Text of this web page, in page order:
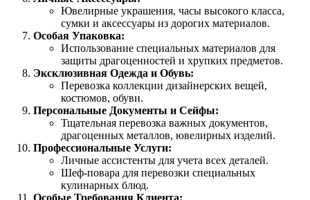
Ювелирные украшения, часы высокого класса,
сумки и аксессуары из дорогих материалов.
Особая Упаковка:
Использование специальных материалов для
защиты драгоценностей и хрупких предметов.
Эксклюзивная Одежда и Обувь:
Перевозка коллекции дизайнерских вещей,
костюмов, обуви.
Персональные Документы и Сейфы:
Тщательная перевозка важных документов,
драгоценных металлов, ювелирных изделий.
Профессиональные Услуги:
Личные ассистенты для учета всех деталей.
Шеф-повара для перевозки специальных
кулинарных блюд.
Особые Требования Клиента: